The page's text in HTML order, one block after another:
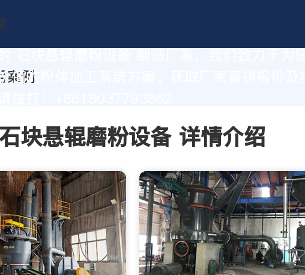
值的粉体加工系统方案。获取厂家直销报价及技
石块悬辊磨粉设备 详情介绍